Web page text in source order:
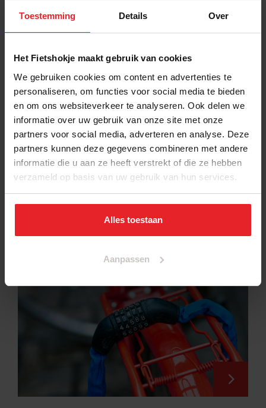
Toestemming Details Over
Het Fietshokje maakt gebruik van cookies
We gebruiken cookies om content en advertenties te
personaliseren, om functies voor social media te bieden
en om ons websiteverkeer te analyseren. Ook delen we
informatie over uw gebruik van onze site met onze
partners voor social media, adverteren en analyse. Deze
partners kunnen deze gegevens combineren met andere
informatie die u aan ze heeft verstrekt of die ze hebben
verzameld op basis van uw gebruik van hun services.
Alles toestaan
Aanpassen
Fietsenwinkel
Hoofddorp
Kruisweg 1003-1005,
2132 CE
18.30 uur
zondag: 12.00 – 17.00
uur
accessoires